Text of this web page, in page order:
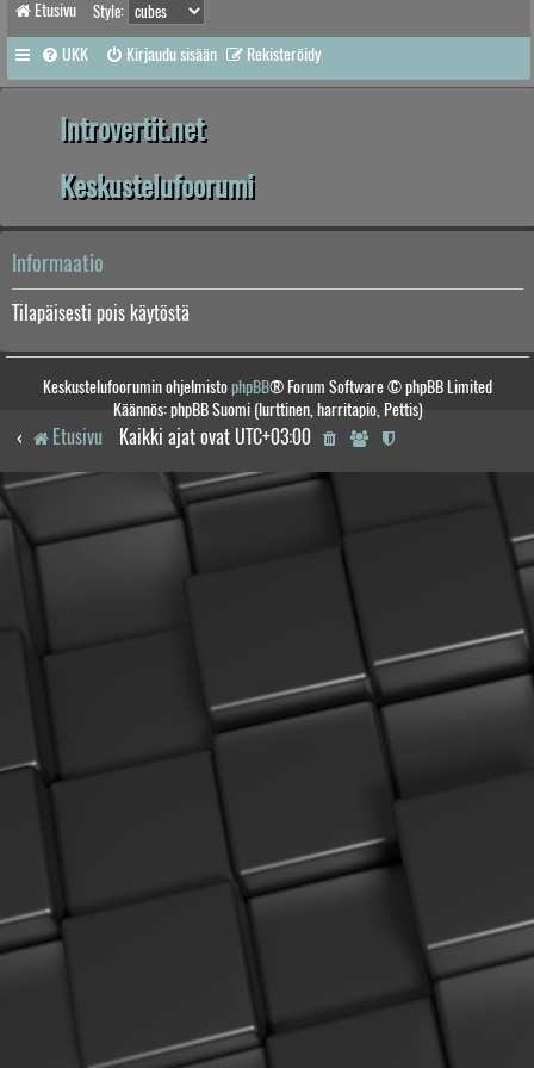
Etusivu Style:
UKK Kirjaudu sisään Rekisteröidy
Introvertit.net
Keskustelufoorumi
Informaatio
Tilapäisesti pois käytöstä
Keskustelufoorumin ohjelmistophpBB® Forum Software © phpBB Limited
Käännös: phpBB Suomi (lurttinen, harritapio, Pettis)
Etusivu Kaikki ajat ovat UTC+03:00